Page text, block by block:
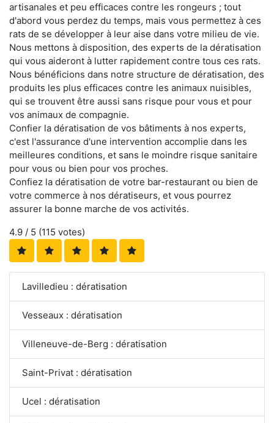
artisanales et peu efficaces contre les rongeurs ; tout
d'abord vous perdez du temps, mais vous permettez à ces
rats de se développer à leur aise dans votre milieu de vie.
Nous mettons à disposition, des experts de la dératisation
qui vous aideront à lutter rapidement contre tous ces rats.
Nous bénéficions dans notre structure de dératisation, des
produits les plus efficaces contre les animaux nuisibles,
qui se trouvent être aussi sans risque pour vous et pour
vos animaux de compagnie.
Confier la dératisation de vos bâtiments à nos experts,
c'est l'assurance d'une intervention accomplie dans les
meilleures conditions, et sans le moindre risque sanitaire
pour vous ou bien pour vos proches.
Confiez la dératisation de votre bar-restaurant ou bien de
votre commerce à nos dératiseurs, et vous pourrez
assurer la bonne marche de vos activités.
4.9 / 5 (115 votes)
Lavilledieu : dératisation
Vesseaux : dératisation
Villeneuve-de-Berg : dératisation
Saint-Privat : dératisation
Ucel : dératisation